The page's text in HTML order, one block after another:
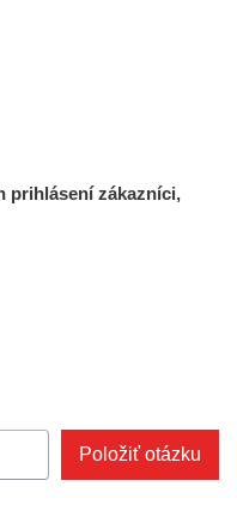
prihlásení zákazníci,
Položiť otázku